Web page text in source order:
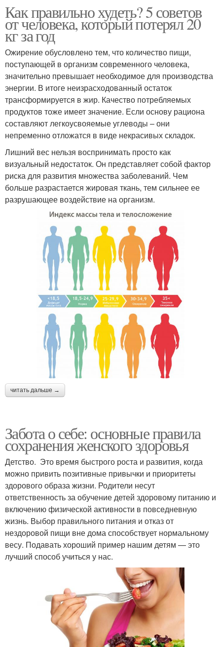
Как правильно худеть? 5 советов
от человека, который потерял 20
кг за год
Ожирение обусловлено тем, что количество пищи,
поступающей в организм современного человека,
значительно превышает необходимое для производства
энергии. В итоге неизрасходованный остаток
трансформируется в жир. Качество потребляемых
продуктов тоже имеет значение. Если основу рациона
составляют легкоусвояемые углеводы – они
непременно отложатся в виде некрасивых складок.
Лишний вес нельзя воспринимать просто как
визуальный недостаток. Он представляет собой фактор
риска для развития множества заболеваний. Чем
больше разрастается жировая ткань, тем сильнее ее
разрушающее воздействие на организм.
читать дальше →
Забота о себе: основные правила
сохранения женского здоровья
Детство. Это время быстрого роста и развития, когда
можно привить позитивные привычки и приоритеты
здорового образа жизни. Родители несут
ответственность за обучение детей здоровому питанию и
включению физической активности в повседневную
жизнь. Выбор правильного питания и отказ от
нездоровой пищи вне дома способствует нормальному
весу. Подавать хороший пример нашим детям — это
лучший способ учиться у нас.